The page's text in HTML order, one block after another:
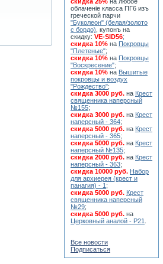
облаченiе класса ПГ6 изъ
греческой парчи
"Буколеон" (белая/золото
с бордо) , купонъ на
скидку: VE-SID56;
скидка 10% на Покровцы
"Плетеные";
скидка 10% на Покровцы
"Воскресение";
скидка 10% на Вышитые
покровцы и воздух
"Рождество";
скидка 3000 руб. на Крест
священника наперсный
№155;
скидка 3000 руб. на Крест
наперсный - 364;
скидка 5000 руб. на Крест
наперсный - 365;
скидка 5000 руб. на Крест
наперсный №135;
скидка 2000 руб. на Крест
наперсный - 363;
скидка 10000 руб. Набор
для архиерея (крест и
панагия) - 1 ;
скидка 5000 руб. Крест
священника наперсный
№29;
скидка 5000 руб. на
Церковный аналой - Р21
Все новости
Подписаться